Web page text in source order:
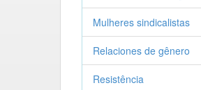
Mulheres sindicalistas
Relaciones de gênero
Resistência